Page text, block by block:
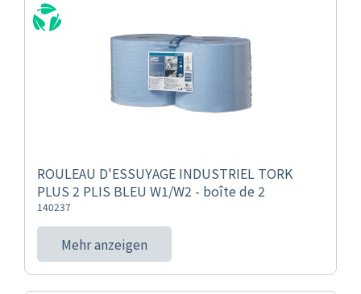
ROULEAU D'ESSUYAGE INDUSTRIEL TORK
PLUS 2 PLIS BLEU W1/W2 - boîte de 2
140237
Mehr anzeigen